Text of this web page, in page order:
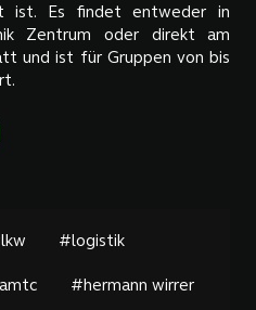
ist. Es findet entweder in
Zentrum oder direkt am
und ist für Gruppen von bis
#logistik
#hermann wirrer